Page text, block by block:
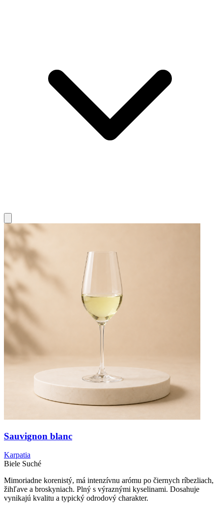
Sauvignon blanc
Karpatia
Biele Suché
Mimoriadne korenistý, má intenzívnu arómu po čiernych ríbezliach,
žihľave a broskyniach. Plný s výraznými kyselinami. Dosahuje
vynikajú kvalitu a typický odrodový charakter.